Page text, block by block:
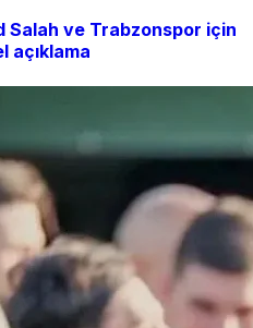
Salah ve Trabzonspor için
açıklama